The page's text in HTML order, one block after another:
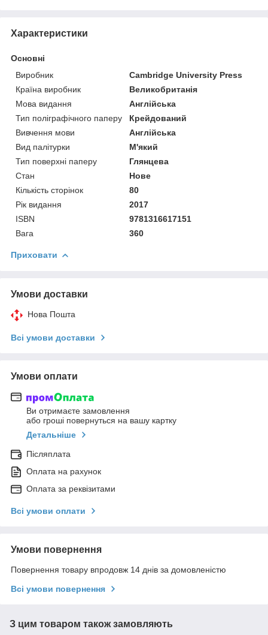
Характеристики
Основні
Виробник
Cambridge University Press
Країна виробник
Великобританія
Мова видання
Англійська
Тип поліграфічного паперу
Крейдований
Вивчення мови
Англійська
Вид палітурки
М'який
Тип поверхні паперу
Глянцева
Стан
Нове
Кількість сторінок
80
Рік видання
2017
ISBN
9781316617151
Вага
360
Приховати
Умови доставки
Нова Пошта
Всі умови доставки
Умови оплати
Ви отримаєте замовлення
або гроші повернуться на вашу картку
Детальніше
Післяплата
Оплата на рахунок
Оплата за реквізитами
Всі умови оплати
Умови повернення
Повернення товару впродовж 14 днів за домовленістю
Всі умови повернення
З цим товаром також замовляють